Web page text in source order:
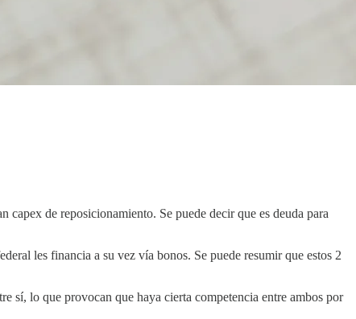
capex de reposicionamiento. Se puede decir que es deuda para
les financia a su vez vía bonos. Se puede resumir que estos 2
sí, lo que provocan que haya cierta competencia entre ambos por